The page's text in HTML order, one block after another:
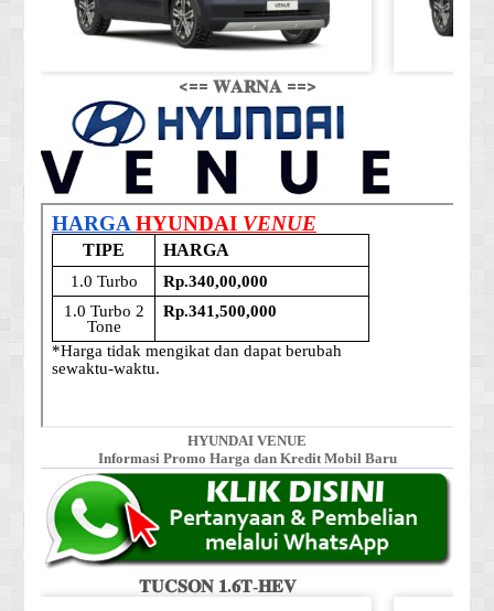
<== 𝐖𝐀𝐑𝐍𝐀 ==>
HYUNDAI VENUE
Informasi Promo Harga dan Kredit Mobil Baru
𝐓𝐔𝐂𝐒𝐎𝐍 𝟏.𝟔𝐓-𝐇𝐄𝐕